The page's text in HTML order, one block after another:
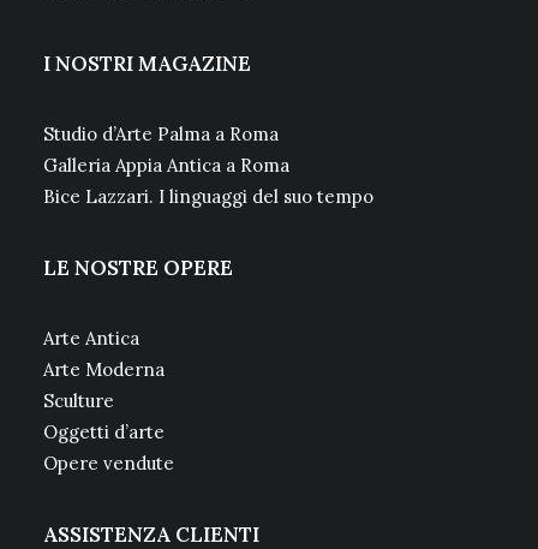
I NOSTRI MAGAZINE
Studio d’Arte Palma a Roma
Galleria Appia Antica a Roma
Bice Lazzari. I linguaggi del suo tempo
LE NOSTRE OPERE
Arte Antica
Arte Moderna
Sculture
Oggetti d’arte
Opere vendute
ASSISTENZA CLIENTI